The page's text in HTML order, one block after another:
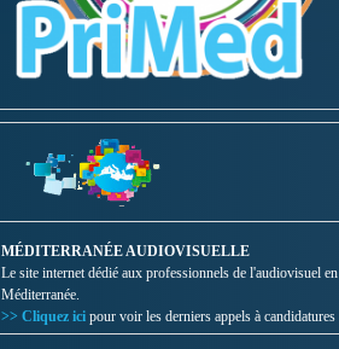
MÉDITERRANÉE AUDIOVISUELLE
Le site internet dédié aux professionnels de l'audiovisuel en
Méditerranée.
>> Cliquez ici pour voir les derniers appels à candidatures